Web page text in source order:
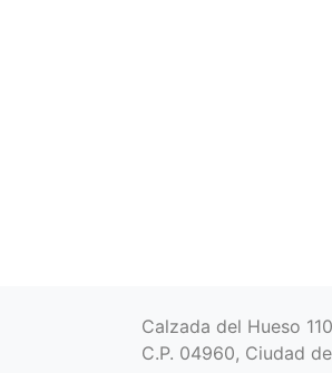
Calzada del Hueso
C.P. 04960, Ciudad